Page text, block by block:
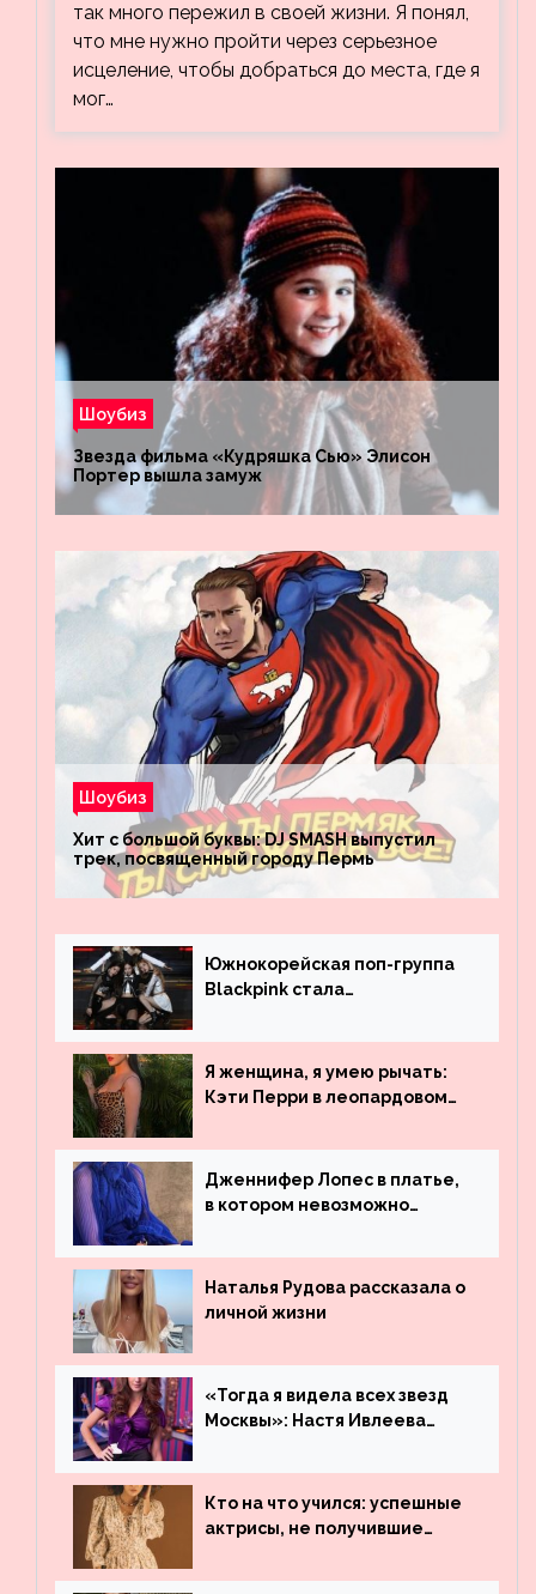
так много пережил в своей жизни. Я понял,
что мне нужно пройти через серьезное
исцеление, чтобы добраться до места, где я
мог…
Шоубиз
Звезда фильма «Кудряшка Сью» Элисон
Портер вышла замуж
Шоубиз
Хит с большой буквы: DJ SMASH выпустил
трек, посвященный городу Пермь
Южнокорейская поп-группа
Blackpink стала
просмотрам на YouTube. Они
обогнали даже Джастина
Бибера
Я женщина, я умею рычать:
Кэти Перри в леопардовом
Дженнифер Лопес в платье,
в котором невозможно
Наталья Рудова рассказала о
личной жизни
«Тогда я видела всех звезд
Москвы»: Настя Ивлеева
популярности и выложила
архивные фото
Кто на что учился: успешные
актрисы, не получившие